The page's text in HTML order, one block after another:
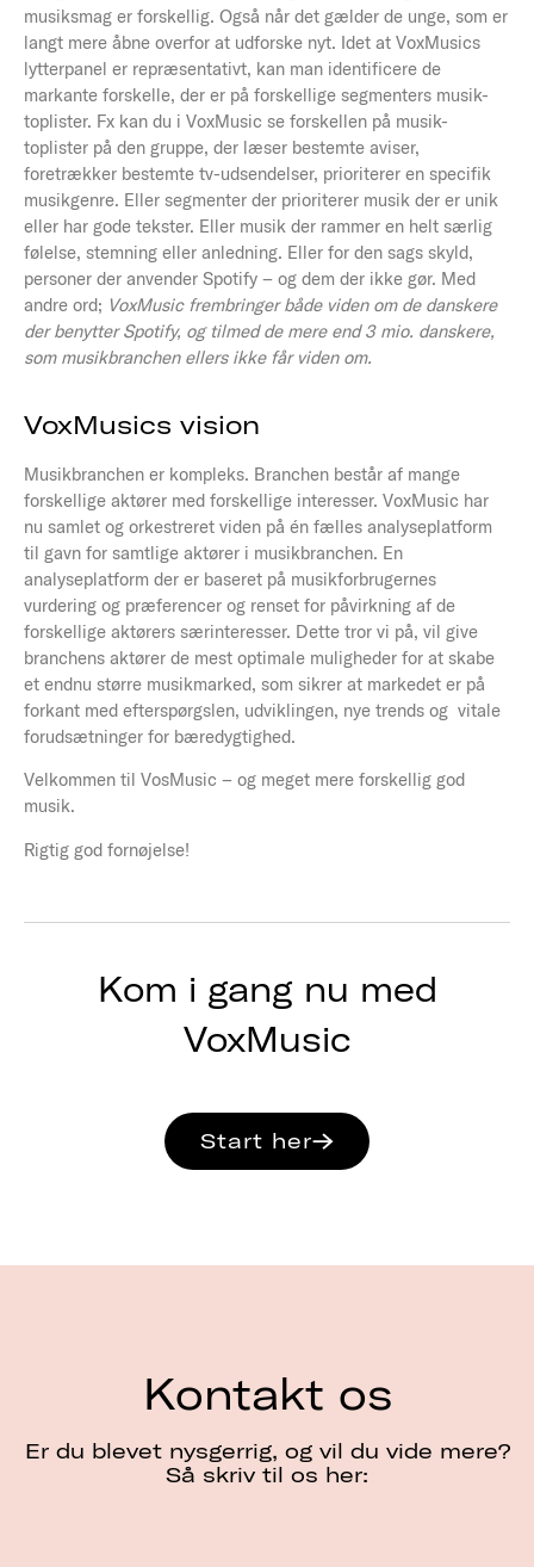
musiksmag er forskellig. Også når det gælder de unge, som er
langt mere åbne overfor at udforske nyt. Idet at VoxMusics
lytterpanel er repræsentativt, kan man identificere de
markante forskelle, der er på forskellige segmenters musik-
toplister. Fx kan du i VoxMusic se forskellen på musik-
toplister på den gruppe, der læser bestemte aviser,
foretrækker bestemte tv-udsendelser, prioriterer en specifik
musikgenre. Eller segmenter der prioriterer musik der er unik
eller har gode tekster. Eller musik der rammer en helt særlig
følelse, stemning eller anledning. Eller for den sags skyld,
personer der anvender Spotify – og dem der ikke gør. Med
andre ord; VoxMusic frembringer både viden om de danskere
der benytter Spotify, og tilmed de mere end 3 mio. danskere,
som musikbranchen ellers ikke får viden om.
VoxMusics vision
Musikbranchen er kompleks. Branchen består af mange
forskellige aktører med forskellige interesser. VoxMusic har
nu samlet og orkestreret viden på én fælles analyseplatform
til gavn for samtlige aktører i musikbranchen. En
analyseplatform der er baseret på musikforbrugernes
vurdering og præferencer og renset for påvirkning af de
forskellige aktørers særinteresser. Dette tror vi på, vil give
branchens aktører de mest optimale muligheder for at skabe
et endnu større musikmarked, som sikrer at markedet er på
forkant med efterspørgslen, udviklingen, nye trends og vitale
forudsætninger for bæredygtighed.
Velkommen til VosMusic – og meget mere forskellig god
musik.
Rigtig god fornøjelse!
Kom i gang nu med
VoxMusic
Start her
Kontakt os
Er du blevet nysgerrig, og vil du vide mere?
Så skriv til os her: